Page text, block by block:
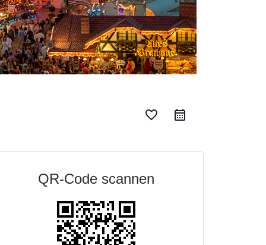
favorite_border
QR-Code scannen